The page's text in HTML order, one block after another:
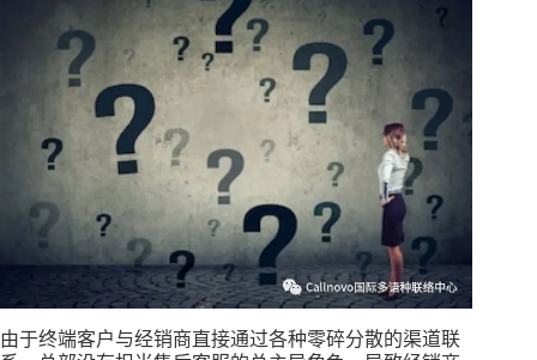
由于终端客户与经销商直接通过各种零碎分散的渠道联